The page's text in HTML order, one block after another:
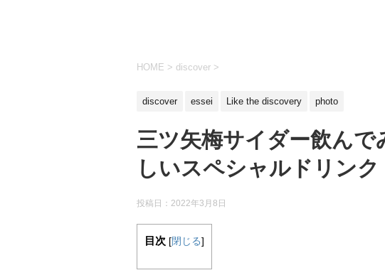
HOME > discover >
discover essei Like the discovery photo
三ツ矢梅サイダー飲ん
しいスペシャルドリンク
投稿日： 2022年3月8日
目次 [閉じる]